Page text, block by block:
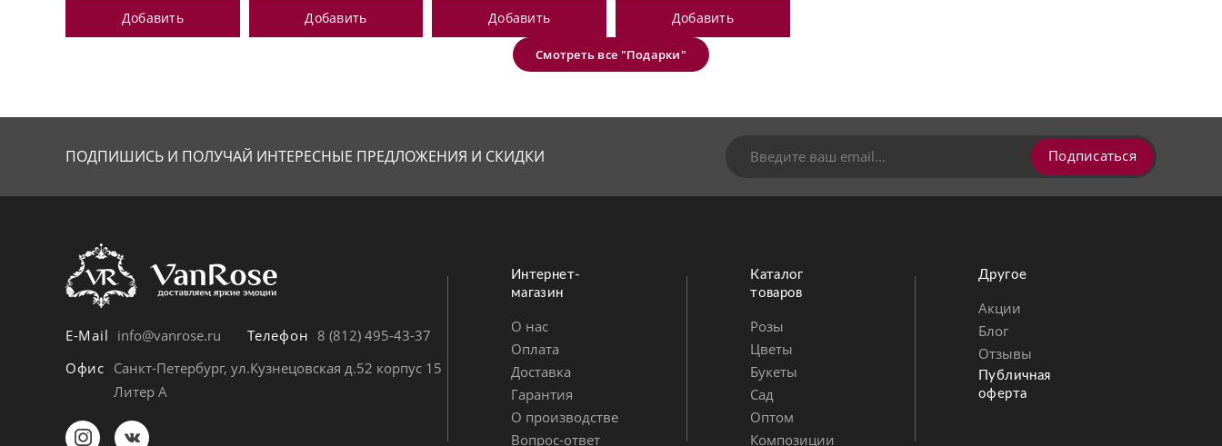
Добавить Добавить Добавить Добавить
Смотреть все "Подарки"
ПОДПИШИСЬ И ПОЛУЧАЙ ИНТЕРЕСНЫЕ ПРЕДЛОЖЕНИЯ И СКИДКИ Подписаться
E-Mail info@vanrose.ru Телефон 8 (812) 495-43-37
Офис Санкт-Петербург, ул.Кузнецовская д.52 корпус 15
Литер А
Интернет-
магазин
О нас
Оплата
Доставка
Гарантия
О производстве
Вопрос-ответ
Каталог
товаров
Розы
Цветы
Букеты
Сад
Оптом
Композиции
Другое
Акции
Блог
Отзывы
Публичная
оферта
Позвонить MAX